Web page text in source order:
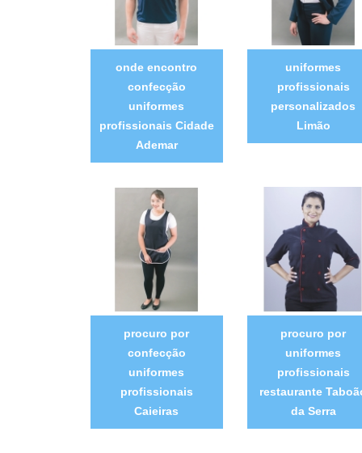
onde encontro
confecção
uniformes
profissionais Cidade
Ademar
uniformes
profissionais
personalizados
Limão
procuro por
confecção
uniformes
profissionais
Caieiras
procuro por
uniformes
profissionais
restaurante
da Serra